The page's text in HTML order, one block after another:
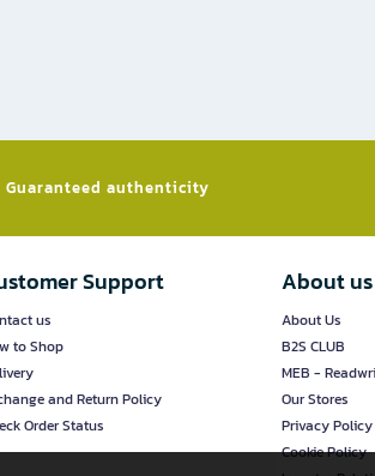
Guaranteed authenticity​
Support
us
to Shop
and Return Policy
Order Status
About us
About Us
B2S CLUB
MEB -
Our Stores
Privacy Policy
Cookie Policy